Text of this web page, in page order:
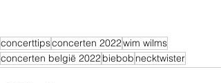
concerttipsconcerten 2022wim wilms
concerten belgië 2022biebob necktwister